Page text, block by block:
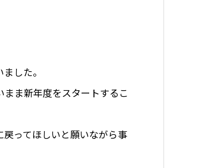
した。
ま新年度をスタートするこ
ってほしいと願いながら事